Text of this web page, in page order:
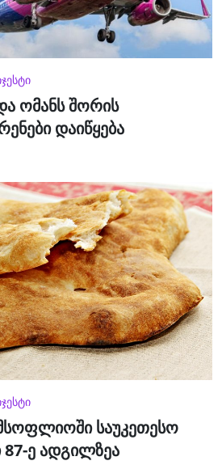
ომანს შორის
დაიწყება
საუკეთესო
87-ე ადგილზეა